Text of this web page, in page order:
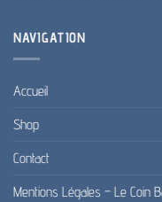
NAVIGATION
Accueil
Shop
Contact
Mentions Légales – Le Coin